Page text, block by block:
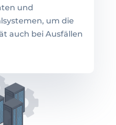
und
um die
auch bei Ausfällen